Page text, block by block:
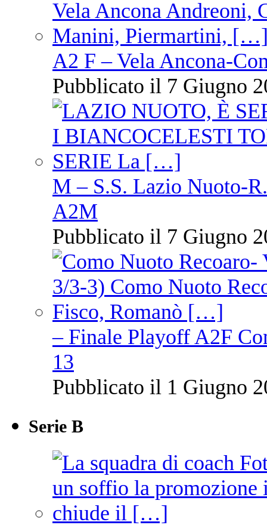
A2 F – Vela Ancona-
Pubblicato il 7 Giugno
M – S.S. Lazio Nuoto-
A2M
Pubblicato il 7 Giugno
– Finale Playoff A2F
13
Pubblicato il 1 Giugno
Serie B